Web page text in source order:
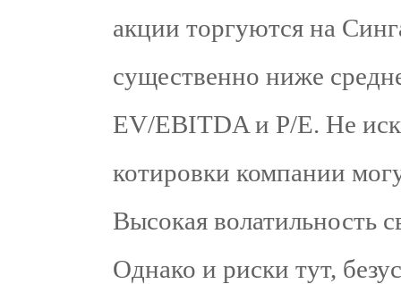
акции торгуются на
существенно ниже
EV/EBITDA и P/E. Не
котировки компании
Высокая волатильность
Однако и риски тут,